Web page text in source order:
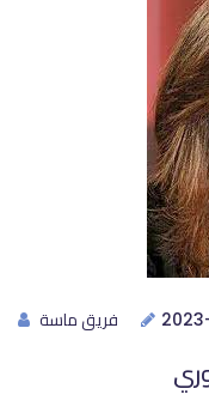
فريق ماسة